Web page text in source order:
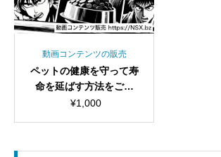
動画コンテンツの販売
ペットの健康を守って寿
命を延ばす方法をご紹
介！ショート動画セット
¥1,000